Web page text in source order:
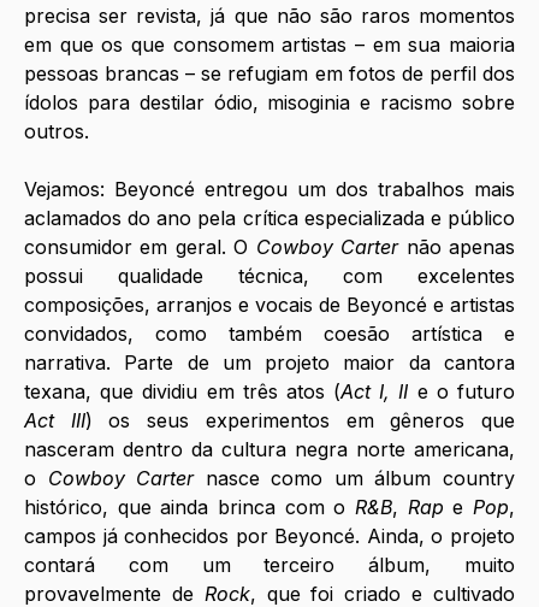
precisa ser revista, já que não são raros momentos
em que os que consomem artistas – em sua maioria
pessoas brancas – se refugiam em fotos de perfil dos
ídolos para destilar ódio, misoginia e racismo sobre
outros.
Vejamos: Beyoncé entregou um dos trabalhos mais
aclamados do ano pela crítica especializada e público
consumidor em geral. O Cowboy Carter não apenas
possui qualidade técnica, com excelentes
composições, arranjos e vocais de Beyoncé e artistas
convidados, como também coesão artística e
narrativa. Parte de um projeto maior da cantora
texana, que dividiu em três atos (Act I, II
Act III) os seus experimentos em gêneros que
nasceram dentro da cultura negra norte americana,
o Cowboy Carter nasce como um álbum country
histórico, que ainda brinca com o R&B, Rap e Pop,
campos já conhecidos por Beyoncé. Ainda, o projeto
contará com um terceiro álbum, muito
provavelmente de Rock, que foi criado e cultivado